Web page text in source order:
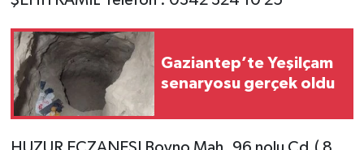
Gaziantep’te Yeşilçam
senaryosu gerçek oldu